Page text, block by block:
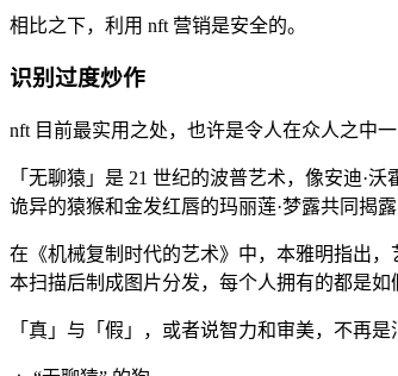
相比之下，利用 nft 营销是安全的。
识别过度炒作
nft 目前最实用之处，也许是令人在众人之中
「无聊猿」是 21 世纪的波普艺术，像安迪·
诡异的猿猴和金发红唇的玛丽莲·梦露共同揭
在《机械复制时代的艺术》中，本雅明指出
本扫描后制成图片分发，每个人拥有的都是如
「真」与「假」，或者说智力和审美，不再是